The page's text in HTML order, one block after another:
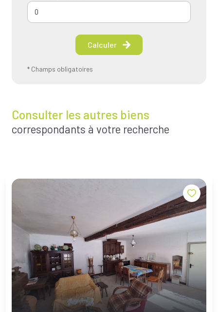
Calculer
* Champs obligatoires
Consulter les autres biens
correspondants à votre recherche